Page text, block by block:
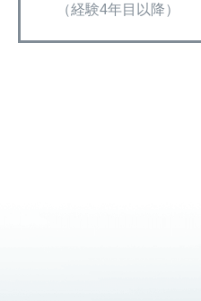
（経験4年目以降）